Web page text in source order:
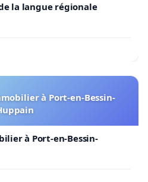
la langue régionale
à Port-en-Bessin-
à Port-en-Bessin-